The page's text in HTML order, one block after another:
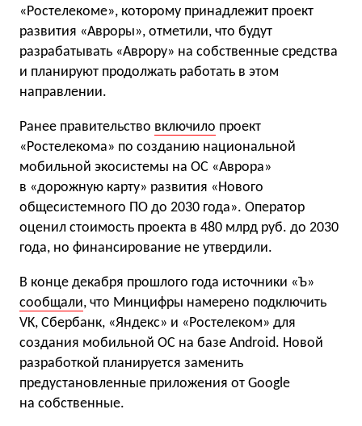
«Ростелекоме», которому принадлежит проект
развития «Авроры», отметили, что будут
разрабатывать «Аврору» на собственные средства
и планируют продолжать работать в этом
направлении.
Ранее правительство включило проект
«Ростелекома» по созданию национальной
мобильной экосистемы на ОС «Аврора»
в «дорожную карту» развития «Нового
общесистемного ПО до 2030 года». Оператор
оценил стоимость проекта в 480 млрд руб. до 2030
года, но финансирование не утвердили.
В конце декабря прошлого года источники «Ъ»
сообщали, что Минцифры намерено подключить
VK, Сбербанк, «Яндекс» и «Ростелеком» для
создания мобильной ОС на базе Android. Новой
разработкой планируется заменить
предустановленные приложения от Google
на собственные.